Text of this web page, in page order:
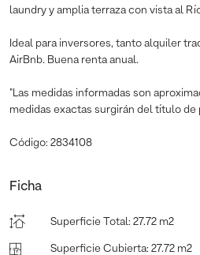
laundry y amplia terraza con vista al
Ideal para inversores, tanto alquiler
AirBnb. Buena renta anual.
"Las medidas informadas son
medidas exactas surgirán del título de
Código: 2834108
Ficha
Superficie Total : 27.72 m2
Superficie Cubierta: 27.72 m2